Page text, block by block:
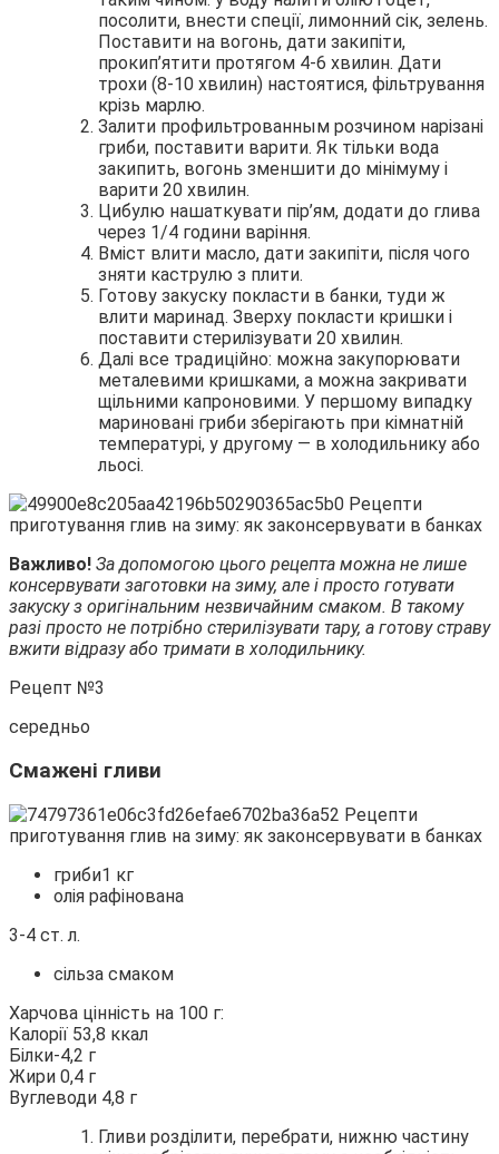
посолити, внести спеції, лимонний сік, зелень.
Поставити на вогонь, дати закипіти,
прокип’ятити протягом 4-6 хвилин. Дати
трохи (8-10 хвилин) настоятися, фільтрування
крізь марлю.
Залити профильтрованным розчином нарізані
гриби, поставити варити. Як тільки вода
закипить, вогонь зменшити до мінімуму і
варити 20 хвилин.
Цибулю нашаткувати пір’ям, додати до глива
через 1/4 години варіння.
Вміст влити масло, дати закипіти, після чого
зняти каструлю з плити.
Готову закуску покласти в банки, туди ж
влити маринад. Зверху покласти кришки і
поставити стерилізувати 20 хвилин.
Далі все традиційно: можна закупорювати
металевими кришками, а можна закривати
щільними капроновими. У першому випадку
мариновані гриби зберігають при кімнатній
температурі, у другому — в холодильнику або
льосі.
Важливо! За допомогою цього рецепта можна не лише
консервувати заготовки на зиму, але і просто готувати
закуску з оригінальним незвичайним смаком. В такому
разі просто не потрібно стерилізувати тару, а готову страву
вжити відразу або тримати в холодильнику.
Рецепт №3
середньо
Смажені гливи
гриби1 кг
олія рафінована
3-4 ст. л.
сільза смаком
Харчова цінність на 100 г:
Калорії 53,8 ккал
Білки-4,2 г
Жири 0,4 г
Вуглеводи 4,8 г
Гливи розділити, перебрати, нижню частину